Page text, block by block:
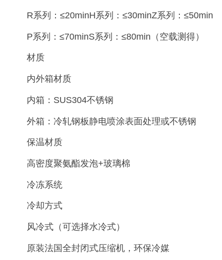
R系列：≤20minH系列：≤30minZ系列：≤50min
P系列：≤70minS系列：≤80min（空载测得）
材质
内外箱材质
内箱：SUS304不锈钢
外箱：冷轧钢板静电喷涂表面处理或不锈钢
保温材质
高密度聚氨酯发泡+玻璃棉
冷冻系统
冷却方式
风冷式（可选择水冷式）
原装法国全封闭式压缩机，环保冷媒